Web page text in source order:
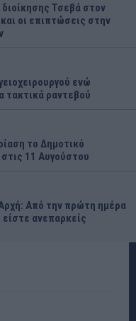
Τσεβά στον
οι επιπτώσεις στην
ενώ
τακτικά ραντεβού
το Δημοτικό
11 Αυγούστου
Από την πρώτη ημέρα
ανεπαρκείς